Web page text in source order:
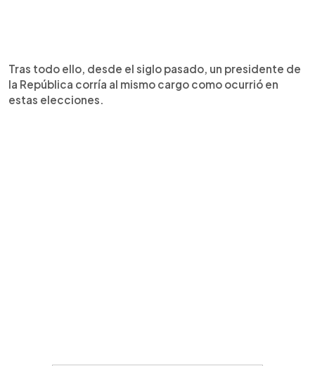
Tras todo ello, desde el siglo pasado, un presidente de
la República corría al mismo cargo como ocurrió en
estas elecciones.